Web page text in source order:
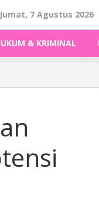
Jumat, 7 Agustus 2026
& KRIMINAL